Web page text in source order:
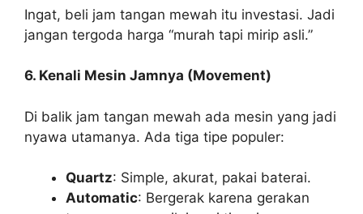
Ingat, beli jam tangan mewah itu investasi. Jadi
jangan tergoda harga “murah tapi mirip asli.”
6. Kenali Mesin Jamnya (Movement)
Di balik jam tangan mewah ada mesin yang jadi
nyawa utamanya. Ada tiga tipe populer:
Quartz: Simple, akurat, pakai baterai.
Automatic: Bergerak karena gerakan